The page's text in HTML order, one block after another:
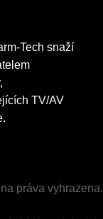
Tech snaží
TV/AV
práva vyhrazena.